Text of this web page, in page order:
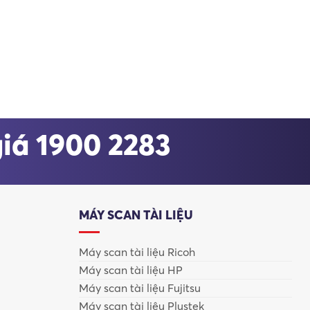
được chia đều, giảm đáng kể chi phí trên mỗi trang.
sẽ thấy rõ lợi thế tiết kiệm chi phí.
1900 2283
MÁY SCAN TÀI LIỆU
Máy scan tài liệu Ricoh
Máy scan tài liệu HP
Máy scan tài liệu Fujitsu
Máy scan tài liệu Plustek